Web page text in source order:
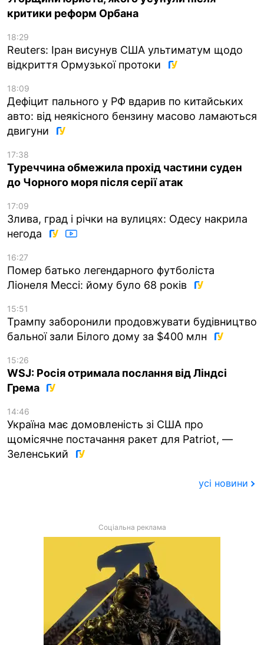
критики реформ Орбана
18:29
Reuters: Іран висунув США ультиматум щодо
відкриття Ормузької протоки
18:09
Дефіцит пального у РФ вдарив по китайських
авто: від неякісного бензину масово ламаються
двигуни
17:38
Туреччина обмежила прохід частини суден
до Чорного моря після серії атак
17:09
Злива, град і річки на вулицях: Одесу накрила
негода
16:27
Помер батько легендарного футболіста
Ліонеля Мессі: йому було 68 років
15:51
Трампу заборонили продовжувати будівництво
бальної зали Білого дому за $400 млн
15:26
WSJ: Росія отримала послання від Ліндсі
Грема
14:46
Україна має домовленість зі США про
щомісячне постачання ракет для Patriot, —
Зеленський
усі новини
Соціальна реклама